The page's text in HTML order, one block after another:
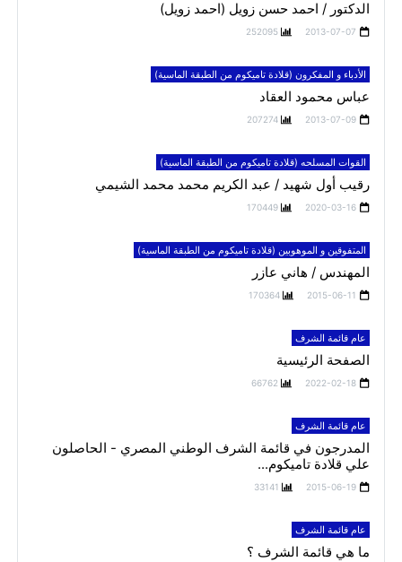
الدكتور / احمد حسن زويل (احمد زويل)
2013-07-07
252095
الأدباء و المفكرون (قلادة تاميكوم من الطبقة الماسية)
عباس محمود العقاد
2013-07-09
207274
القوات المسلحه (قلادة تاميكوم من الطبقة الماسية)
رقيب أول شهيد / عبد الكريم محمد محمد الشيمي
2020-03-16
170449
المتفوقين و الموهوبين (قلادة تاميكوم من الطبقة الماسية)
المهندس / هاني عازر
2015-06-11
170364
عام قائمة الشرف
الصفحة الرئيسية
2022-02-18
66762
عام قائمة الشرف
المدرجون في قائمة الشرف الوطني المصري - الحاصلون
علي قلادة تاميكوم...
2015-06-19
33141
عام قائمة الشرف
ما هي قائمة الشرف ؟